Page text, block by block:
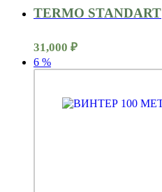
TERMO STANDART
31,000 ₽
6 %